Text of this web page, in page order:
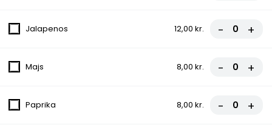
50,00 kr.
9. Sis Kebab
60,00 kr.
Jalapenos 12,00 kr. - +
Majs 8,00 kr. - +
Paprika 8,00 kr. - +